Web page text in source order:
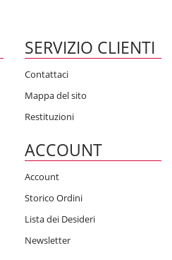
SERVIZIO CLIENTI
Contattaci
Mappa del sito
Restituzioni
ACCOUNT
Account
Storico Ordini
Lista dei Desideri
Newsletter